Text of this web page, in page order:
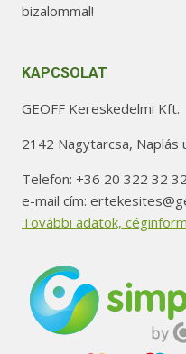
bizalommal!
KAPCSOLAT
GEOFF Kereskedelmi Kft.
2142 Nagytarcsa, Naplás
Telefon: +36 20 322 32
e-mail cím:
További adatok,